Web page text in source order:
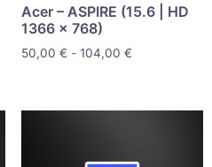
Acer – ASPIRE (15.6 | HD
1366 x 768)
50,00 € - 104,00 €